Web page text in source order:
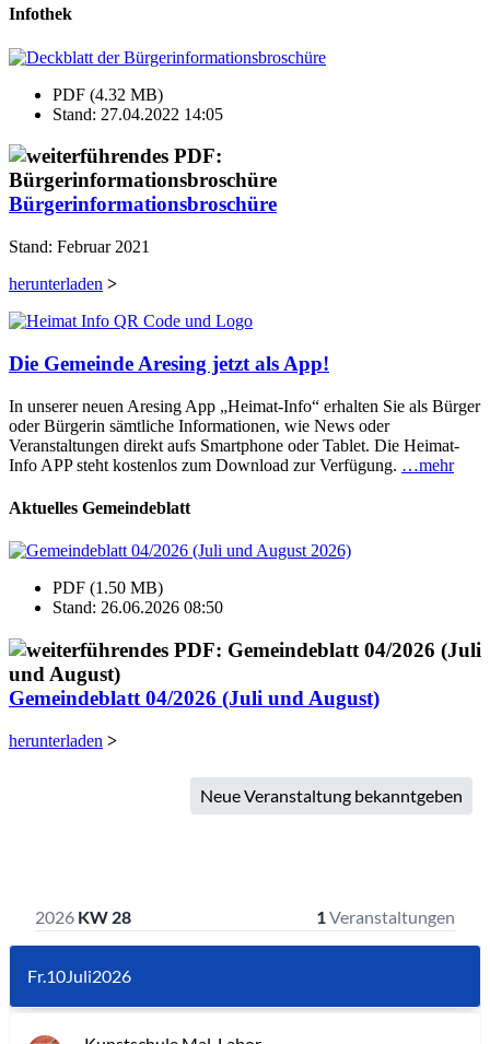
Infothek
PDF (4.32 MB)
Stand: 27.04.2022 14:05
Bürgerinformationsbroschüre
Stand: Februar 2021
herunterladen >
Die Gemeinde Aresing jetzt als App!
In unserer neuen Aresing App „Heimat-Info“ erhalten Sie als Bürger
oder Bürgerin sämtliche Informationen, wie News oder
Veranstaltungen direkt aufs Smartphone oder Tablet. Die Heimat-
Info APP steht kostenlos zum Download zur Verfügung. …mehr
Aktuelles Gemeindeblatt
PDF (1.50 MB)
Stand: 26.06.2026 08:50
Gemeindeblatt 04/2026 (Juli und August)
herunterladen >